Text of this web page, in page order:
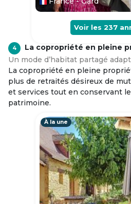
Voir les 237
4
La copropriété en pleine
Un mode d’habitat partagé
La copropriété en pleine
plus de retraités désireux de
et services tout en conservant
patrimoine.
À la une